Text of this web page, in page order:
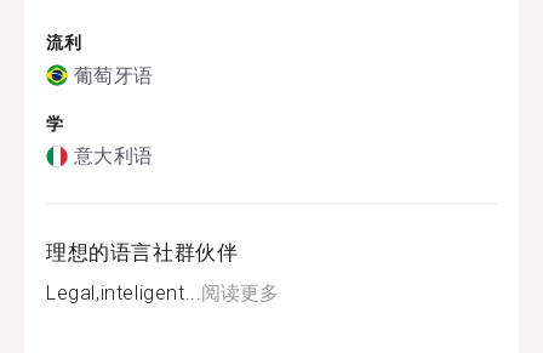
流利
葡萄牙语
学
意大利语
理想的语言社群伙伴
Legal,inteligent...阅读更多